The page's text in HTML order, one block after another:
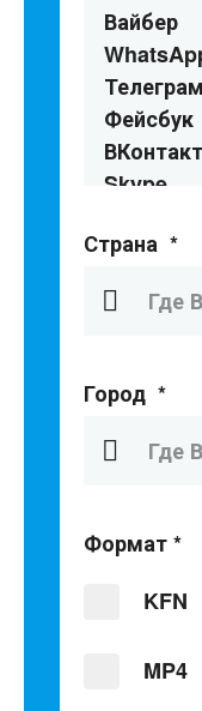
Страна *
Город *
Формат*
KFN
MP4